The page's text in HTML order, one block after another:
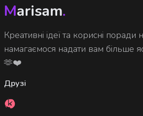
Marisam.
Креативні ідеї та корисні
намагаємося надати вам більше
🫶❤️
Друзі